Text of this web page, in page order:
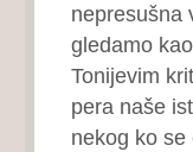
nepresušna
gledamo
Tonijevim
pera naše
nekog ko